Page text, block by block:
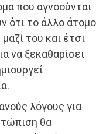
που αγνοούνται
ότι το άλλο άτομο
του και έτσι
να ξεκαθαρίσει
λόγους για
θα